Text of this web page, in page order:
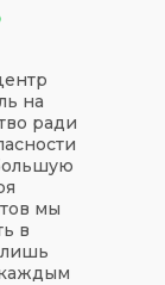
на
ради
мы
в